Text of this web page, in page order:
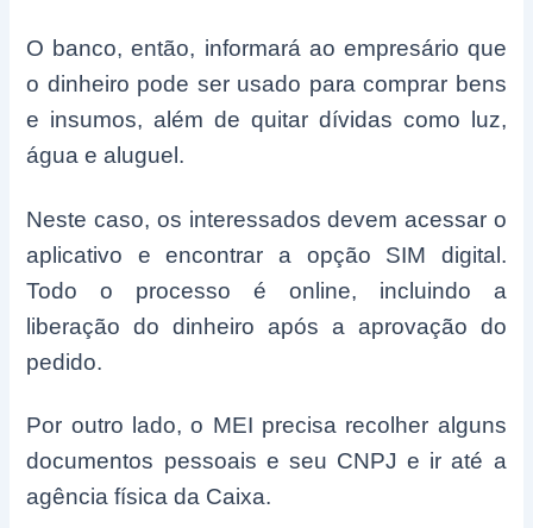
O banco, então, informará ao empresário que
o dinheiro pode ser usado para comprar bens
e insumos, além de quitar dívidas como luz,
água e aluguel.
Neste caso, os interessados devem acessar o
aplicativo e encontrar a opção SIM digital.
Todo o processo é online, incluindo a
liberação do dinheiro após a aprovação do
pedido.
Por outro lado, o MEI precisa recolher alguns
documentos pessoais e seu CNPJ e ir até a
agência física da Caixa.